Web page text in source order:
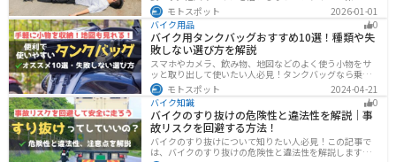
険」、125cc以下で家族が車持ちなら「ファミリーバイク
特約」、自身のバイクなら「バイク保険の短期加入」が
有効です。手間を省くなら、任意保険込みの「レンタル
バイク」も選べます。
モトスポット
2026-01-01
バイク用品
0
バイク用タンクバッグおすすめ10選！種類や失
敗しない選び方を解説
スマホやカメラ、飲み物、地図などのよく使う小物をサ
ッと取り出して使いたい人必見！タンクバッグなら乗車
中でも簡単に荷物を確認できます。脱着もマグネットや
吸盤でつけるだけで非常に簡単、しっかり固定したい人
はベルトを使うこともできます。
モトスポット
2024-04-21
バイク知識
0
バイクのすり抜けの危険性と違法性を解説｜事
故リスクを回避する方法！
バイクのすり抜けについて知りたい人必見！この記事で
は、バイクのすり抜けの危険性と違法性を解説します。